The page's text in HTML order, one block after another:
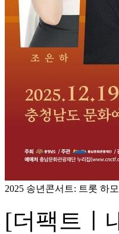
2025 송년콘서트: 트롯 하
[더팩트ㅣ